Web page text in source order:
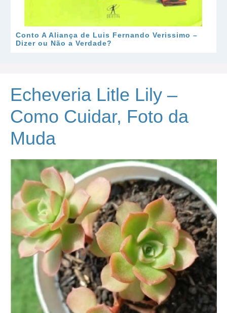
Conto A Aliança de Luis Fernando Verissimo –
Dizer ou Não a Verdade?
Echeveria Litle Lily –
Como Cuidar, Foto da
Muda